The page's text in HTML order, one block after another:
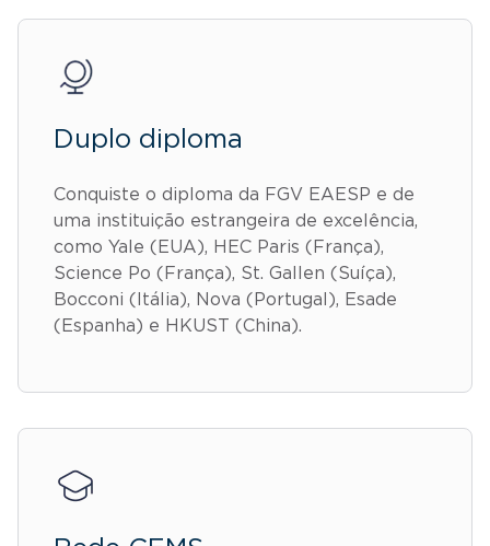
Duplo diploma
Conquiste o diploma da FGV EAESP e de
uma instituição estrangeira de excelência,
como Yale (EUA), HEC Paris (França),
Science Po (França), St. Gallen (Suíça),
Bocconi (Itália), Nova (Portugal), Esade
(Espanha) e HKUST (China).